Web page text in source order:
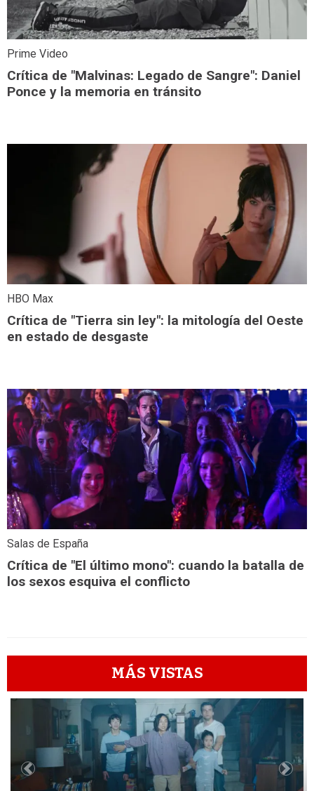
Prime Video
Crítica de "Malvinas: Legado de Sangre": Daniel
Ponce y la memoria en tránsito
HBO Max
Crítica de "Tierra sin ley": la mitología del Oeste
en estado de desgaste
Salas de España
Crítica de "El último mono": cuando la batalla de
los sexos esquiva el conflicto
MÁS VISTAS
1
Previous Next